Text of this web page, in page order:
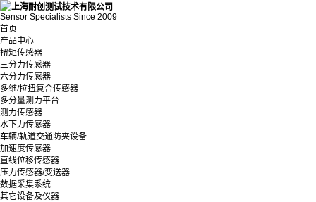
Sensor Specialists Since 2009
首页
产品中心
扭矩传感器
三分力传感器
六分力传感器
多维/拉扭复合传感器
多分量测力平台
测力传感器
水下力传感器
车辆/轨道交通防夹设备
加速度传感器
直线位移传感器
压力传感器/变送器
数据采集系统
其它设备及仪器